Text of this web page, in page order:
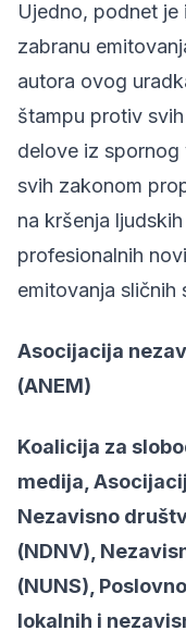
Ujedno, podnet je
zabranu
autora ovog
štampu protiv
delove iz spornog
svih zakonom
na kršenja
profesionalnih
emitovanja sličnih
Asocijacija
(ANEM)
Koalicija za
medija,
Nezavisno
(NDNV),
(NUNS),
lokalnih i